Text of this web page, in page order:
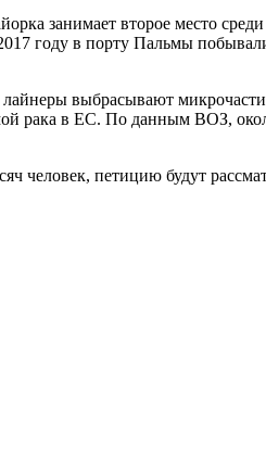
занимает второе место
году в порту Пальмы
лайнеры выбрасывают
рака в ЕС. По данным ВОЗ,
человек, петицию будут